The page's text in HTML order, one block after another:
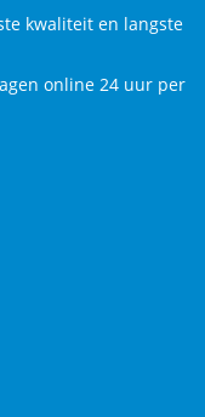
kwaliteit en langste
online 24 uur per